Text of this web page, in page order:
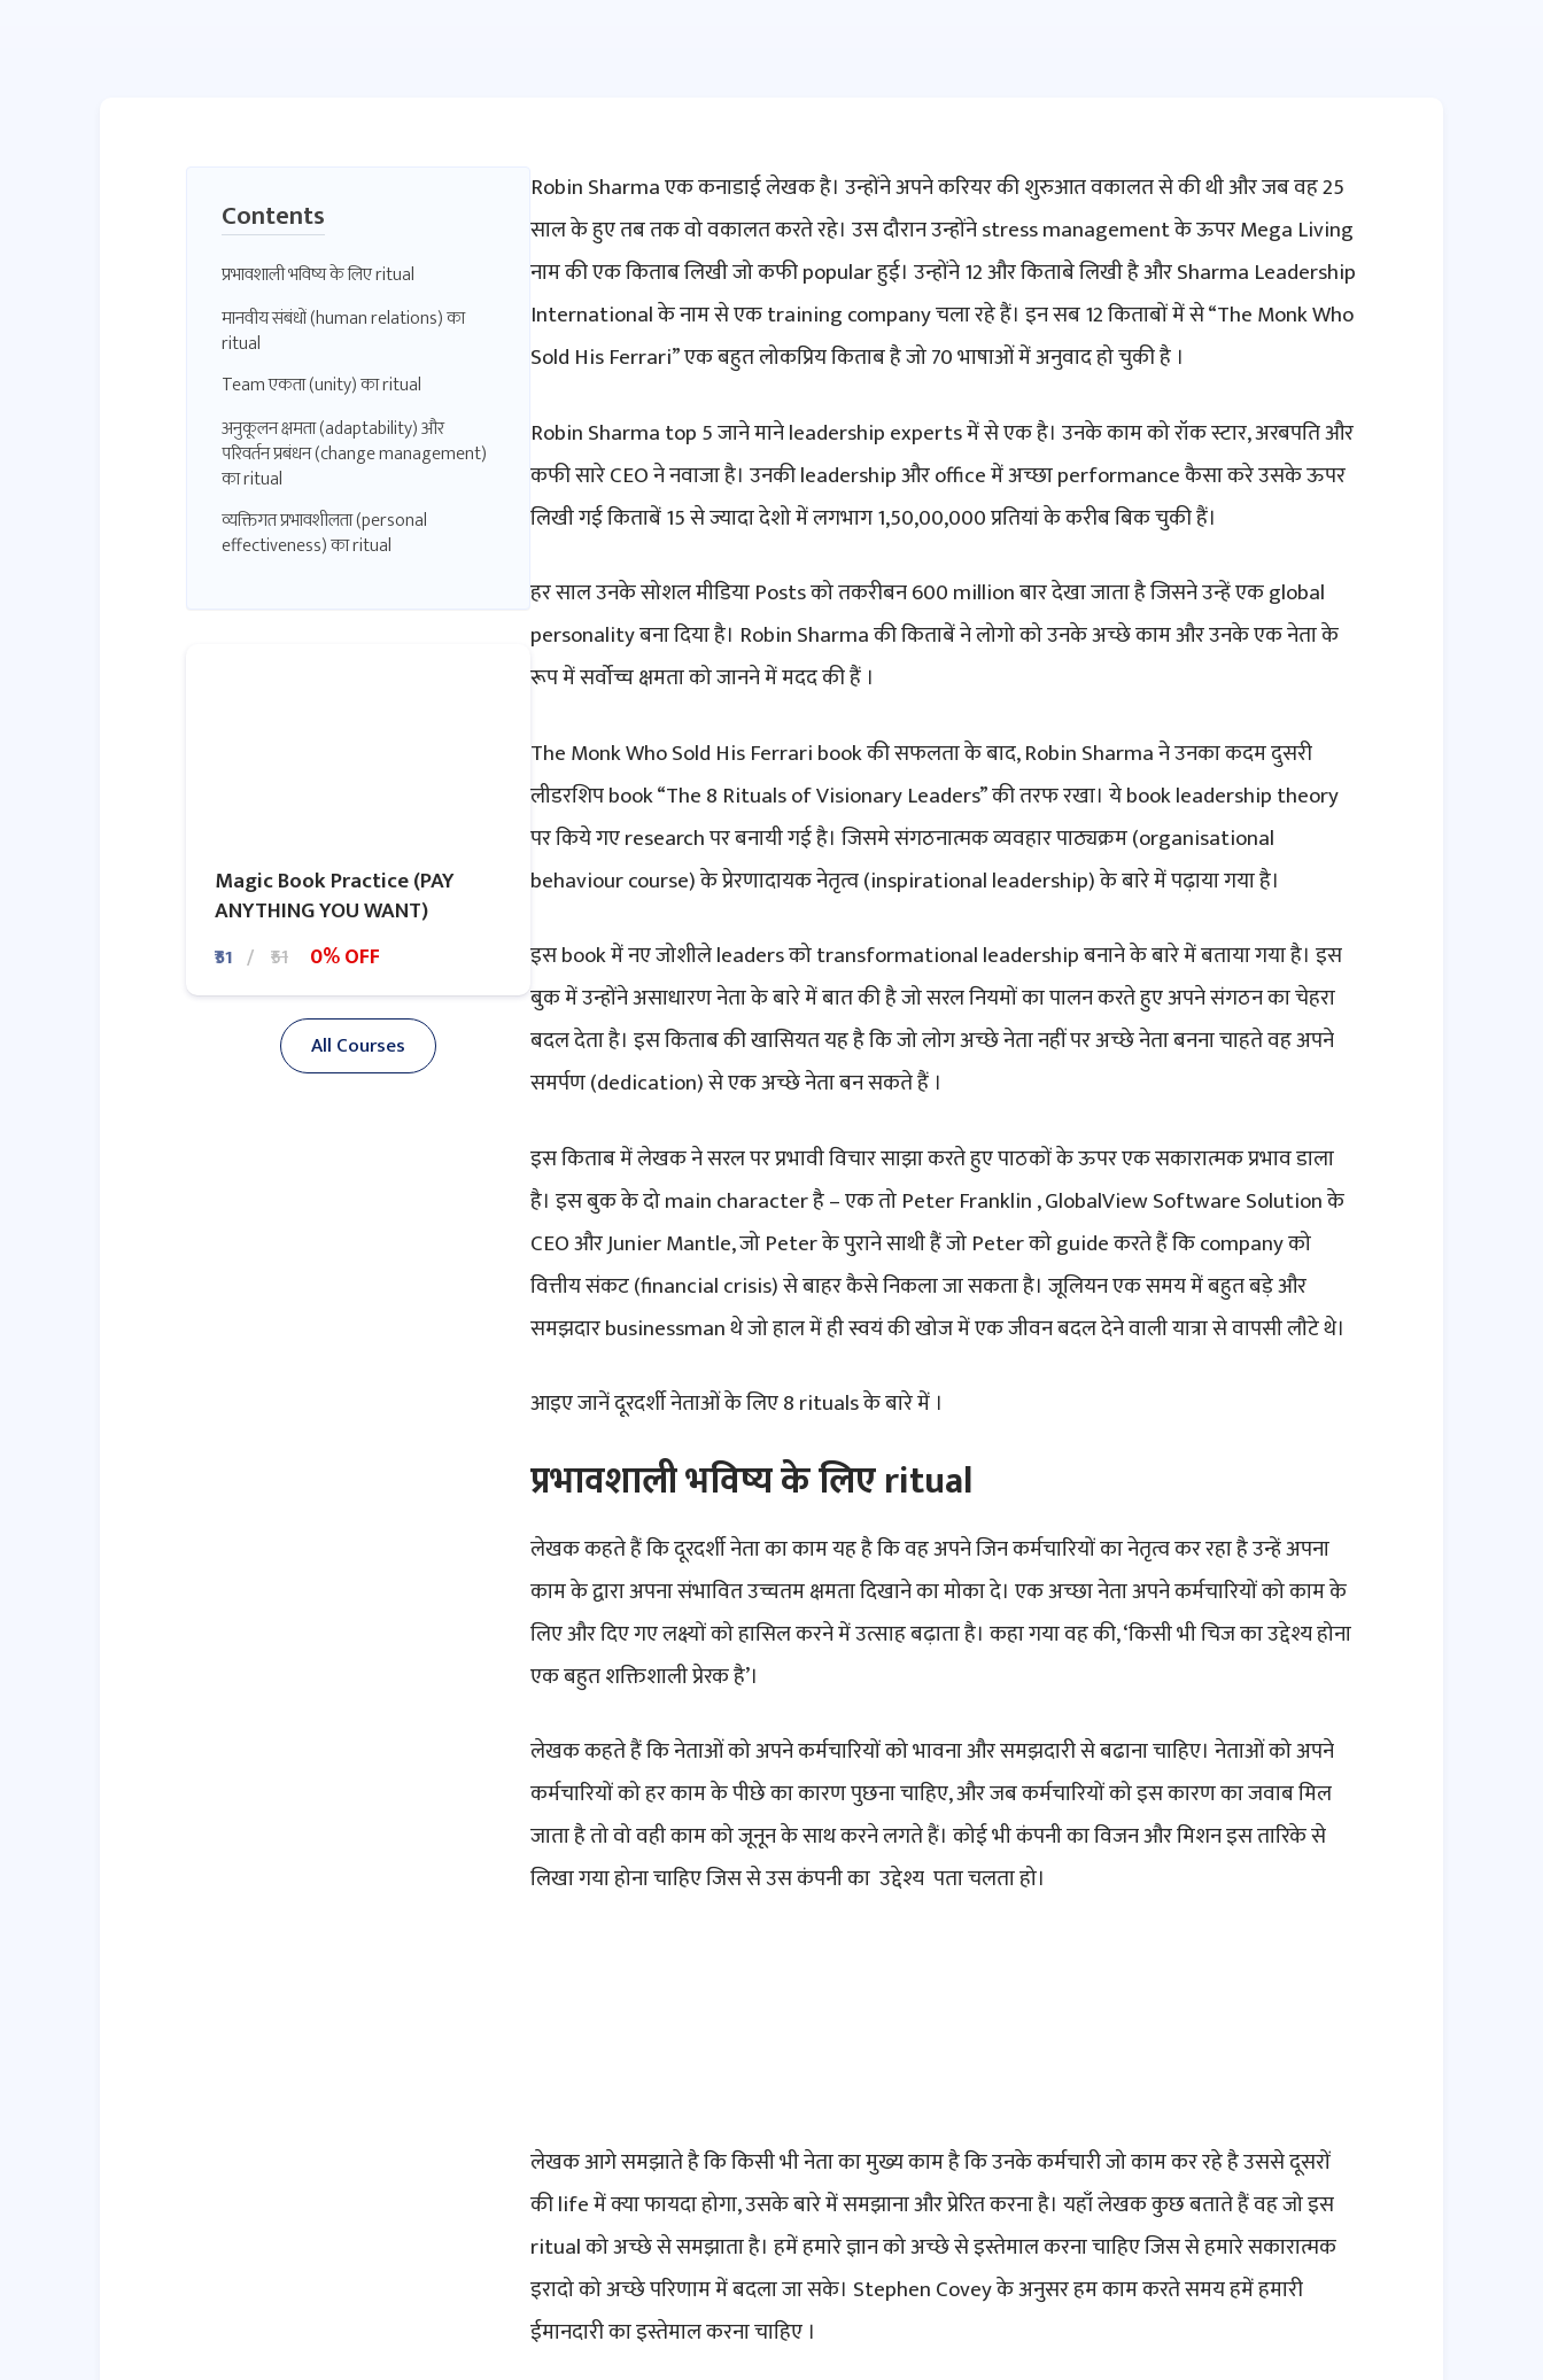
Contents
प्रभावशाली भविष्य के लिए ritual
मानवीय संबंधों (human relations) का
ritual
Team एकता (unity) का ritual
अनुकूलन क्षमता (adaptability) और
परिवर्तन प्रबंधन (change management)
का ritual
व्यक्तिगत प्रभावशीलता (personal
effectiveness) का ritual
Magic Book Practice (PAY
ANYTHING YOU WANT)
₹51 ₹51 0% OFF
All Courses
Robin Sharma एक कनाडाई लेखक है। उन्होंने अपने करियर की शुरुआत वकालत से की थी और जब वह 25
साल के हुए तब तक वो वकालत करते रहे। उस दौरान उन्होंने stress management के ऊपर Mega Living
नाम की एक किताब लिखी जो कफी popular हुई। उन्होंने 12 और किताबे लिखी है और Sharma Leadership
International के नाम से एक training company चला रहे हैं। इन सब 12 किताबों में से “The Monk Who
Sold His Ferrari” एक बहुत लोकप्रिय किताब है जो 70 भाषाओं में अनुवाद हो चुकी है ।
Robin Sharma top 5 जाने माने leadership experts में से एक है। उनके काम को रॉक स्टार, अरबपति और
कफी सारे CEO ने नवाजा है। उनकी leadership और office में अच्छा performance कैसा करे उसके ऊपर
लिखी गई किताबें 15 से ज्यादा देशो में लगभाग 1,50,00,000 प्रतियां के करीब बिक चुकी हैं।
हर साल उनके सोशल मीडिया Posts को तकरीबन 600 million बार देखा जाता है जिसने उन्हें एक global
personality बना दिया है। Robin Sharma की किताबें ने लोगो को उनके अच्छे काम और उनके एक नेता के
रूप में सर्वोच्च क्षमता को जानने में मदद की हैं ।
The Monk Who Sold His Ferrari book की सफलता के बाद, Robin Sharma ने उनका कदम दुसरी
लीडरशिप book “The 8 Rituals of Visionary Leaders” की तरफ रखा। ये book leadership theory
पर किये गए research पर बनायी गई है। जिसमे संगठनात्मक व्यवहार पाठ्यक्रम (organisational
behaviour course) के प्रेरणादायक नेतृत्व (inspirational leadership) के बारे में पढ़ाया गया है।
इस book में नए जोशीले leaders को transformational leadership बनाने के बारे में बताया गया है। इस
बुक में उन्होंने असाधारण नेता के बारे में बात की है जो सरल नियमों का पालन करते हुए अपने संगठन का चेहरा
बदल देता है। इस किताब की खासियत यह है कि जो लोग अच्छे नेता नहीं पर अच्छे नेता बनना चाहते वह अपने
समर्पण (dedication) से एक अच्छे नेता बन सकते हैं ।
इस किताब में लेखक ने सरल पर प्रभावी विचार साझा करते हुए पाठकों के ऊपर एक सकारात्मक प्रभाव डाला
है। इस बुक के दो main character है – एक तो Peter Franklin , GlobalView Software Solution के
CEO और Junier Mantle, जो Peter के पुराने साथी हैं जो Peter को guide करते हैं कि company को
वित्तीय संकट (financial crisis) से बाहर कैसे निकला जा सकता है। जूलियन एक समय में बहुत बड़े और
समझदार businessman थे जो हाल में ही स्वयं की खोज में एक जीवन बदल देने वाली यात्रा से वापसी लौटे थे।
आइए जानें दूरदर्शी नेताओं के लिए 8 rituals के बारे में ।
प्रभावशाली भविष्य के लिए ritual
लेखक कहते हैं कि दूरदर्शी नेता का काम यह है कि वह अपने जिन कर्मचारियों का नेतृत्व कर रहा है उन्हें अपना
काम के द्वारा अपना संभावित उच्चतम क्षमता दिखाने का मोका दे। एक अच्छा नेता अपने कर्मचारियों को काम के
लिए और दिए गए लक्ष्यों को हासिल करने में उत्साह बढ़ाता है। कहा गया वह की, ‘किसी भी चिज का उद्देश्य होना
एक बहुत शक्तिशाली प्रेरक है’।
लेखक कहते हैं कि नेताओं को अपने कर्मचारियों को भावना और समझदारी से बढाना चाहिए। नेताओं को अपने
कर्मचारियों को हर काम के पीछे का कारण पुछना चाहिए, और जब कर्मचारियों को इस कारण का जवाब मिल
जाता है तो वो वही काम को जूनून के साथ करने लगते हैं। कोई भी कंपनी का विजन और मिशन इस तारिके से
लिखा गया होना चाहिए जिस से उस कंपनी का उद्देश्य पता चलता हो।
लेखक आगे समझाते है कि किसी भी नेता का मुख्य काम है कि उनके कर्मचारी जो काम कर रहे है उससे दूसरों
की life में क्या फायदा होगा, उसके बारे में समझाना और प्रेरित करना है। यहाँ लेखक कुछ बताते हैं वह जो इस
ritual को अच्छे से समझाता है। हमें हमारे ज्ञान को अच्छे से इस्तेमाल करना चाहिए जिस से हमारे सकारात्मक
इरादो को अच्छे परिणाम में बदला जा सके। Stephen Covey के अनुसर हम काम करते समय हमें हमारी
ईमानदारी का इस्तेमाल करना चाहिए ।